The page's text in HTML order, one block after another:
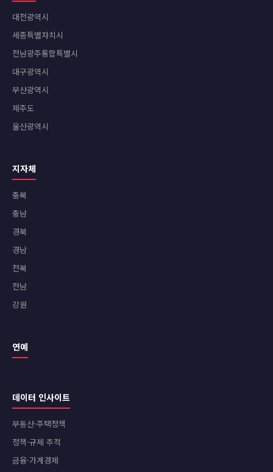
대전광역시
세종특별자치시
전남광주통합특별시
대구광역시
부산광역시
제주도
울산광역시
지자체
충북
충남
경북
경남
전북
전남
강원
연예
데이터 인사이트
부동산·주택정책
정책·규제 추적
금융·가계경제